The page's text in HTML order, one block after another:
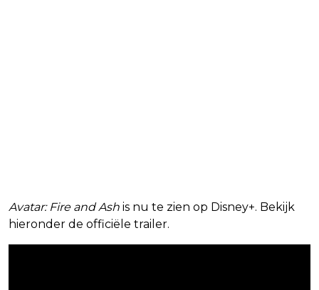
Avatar: Fire and Ash is nu te zien op Disney+. Bekijk
hieronder de officiële trailer.